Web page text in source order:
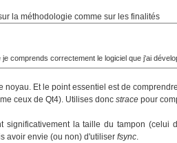
la méthodologie comme sur les finalités
je comprends correctement le logiciel que j'ai
noyau. Et le point essentiel est de
ceux de Qt4). Utilises doncstrace pour
significativement la taille du tampon
avoir envie (ou non) d'utiliserfsync.